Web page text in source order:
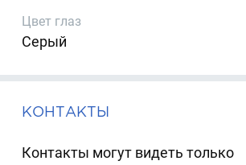
Цвет глаз
Серый
КОНТАКТЫ
Контакты могут видеть только